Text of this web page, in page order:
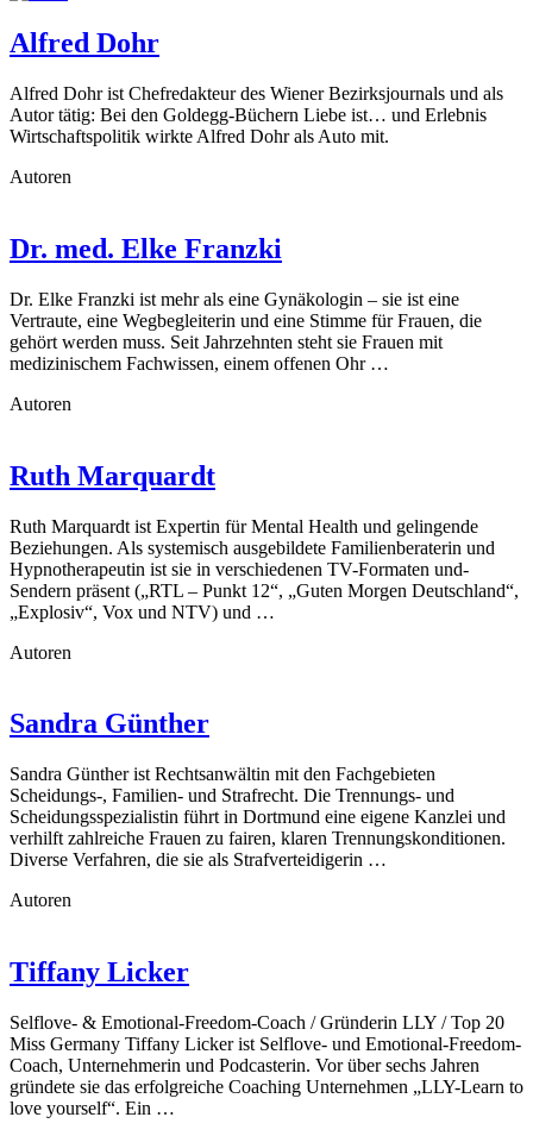
Alfred Dohr
Alfred Dohr ist Chefredakteur des Wiener Bezirksjournals und als
Autor tätig: Bei den Goldegg-Büchern Liebe ist… und Erlebnis
Wirtschaftspolitik wirkte Alfred Dohr als Auto mit.
Autoren
Dr. med. Elke Franzki
Dr. Elke Franzki ist mehr als eine Gynäkologin – sie ist eine
Vertraute, eine Wegbegleiterin und eine Stimme für Frauen, die
gehört werden muss. Seit Jahrzehnten steht sie Frauen mit
medizinischem Fachwissen, einem offenen Ohr …
Autoren
Ruth Marquardt
Ruth Marquardt ist Expertin für Mental Health und gelingende
Beziehungen. Als systemisch ausgebildete Familienberaterin und
Hypnotherapeutin ist sie in verschiedenen TV-Formaten und-
Sendern präsent („RTL – Punkt 12“, „Guten Morgen Deutschland“,
„Explosiv“, Vox und NTV) und …
Autoren
Sandra Günther
Sandra Günther ist Rechtsanwältin mit den Fachgebieten
Scheidungs-, Familien- und Strafrecht. Die Trennungs- und
Scheidungsspezialistin führt in Dortmund eine eigene Kanzlei und
verhilft zahlreiche Frauen zu fairen, klaren Trennungskonditionen.
Diverse Verfahren, die sie als Strafverteidigerin …
Autoren
Tiffany Licker
Selflove- & Emotional-Freedom-Coach / Gründerin LLY / Top 20
Miss Germany Tiffany Licker ist Selflove- und Emotional-Freedom-
Coach, Unternehmerin und Podcasterin. Vor über sechs Jahren
gründete sie das erfolgreiche Coaching Unternehmen „LLY-Learn to
love yourself“. Ein …